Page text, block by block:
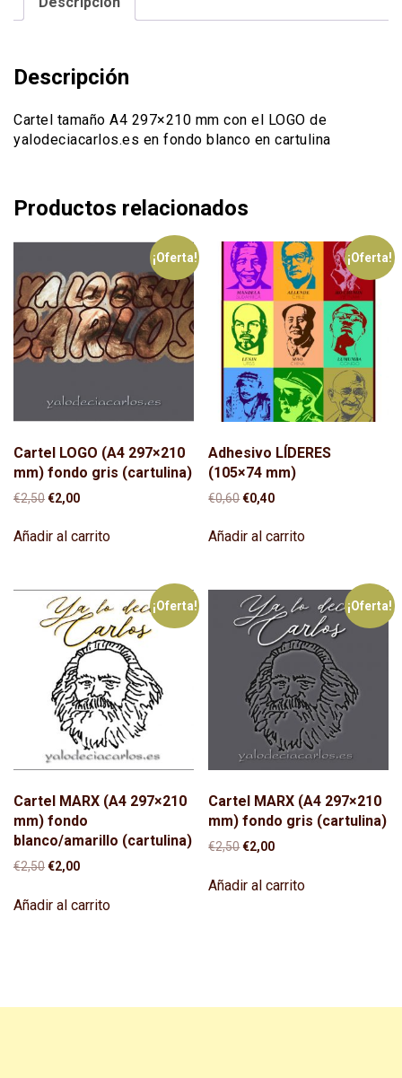
cantidad
Descripción
Cartel tamaño A4 297×210 mm con el LOGO de
yalodeciacarlos.es en fondo blanco en cartulina
Productos relacionados
¡Oferta!
Cartel LOGO (A4 297×210
mm) fondo gris (cartulina)
€2,50El
original
€2,00El
actual
Añadir al carrito
¡Oferta!
Adhesivo LÍDERES
(105×74 mm)
€0,60El
original
€0,40El
actual
Añadir al carrito
¡Oferta!
Cartel MARX (A4 297×210
mm) fondo
blanco/amarillo (cartulina)
€2,50El
original
€2,00El
actual
Añadir al carrito
¡Oferta!
Cartel MARX (A4 297×210
mm) fondo gris (cartulina)
€2,50El
original
€2,00El
actual
Añadir al carrito